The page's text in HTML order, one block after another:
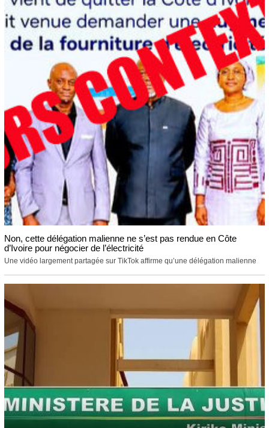
Non, cette délégation malienne ne s’est pas rendue en Côte
d’Ivoire pour négocier de l’électricité
Une vidéo largement partagée sur TikTok affirme qu’une délégation malienne